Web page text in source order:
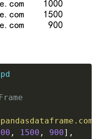
pd
, 1500 , 900] ,